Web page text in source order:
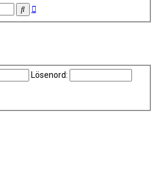
SökAvancerad
Lösenord: